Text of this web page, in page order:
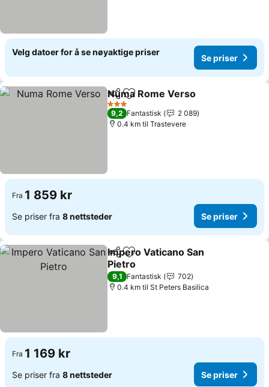
Velg datoer for å se nøyaktige priser
Se priser
Del Legg til i favoritter
Numa Rome Verso
3 Stjerner
9,2 Fantastisk
2 089
0.4 km til Trastevere
Fra 1 859 kr
Se priser fra 8 nettsteder Se priser
Del Legg til i favoritter
Impero Vaticano San
Pietro
9,1 Fantastisk
702
0.4 km til St Peters Basilica
Fra 1 169 kr
Se priser fra 8 nettsteder Se priser